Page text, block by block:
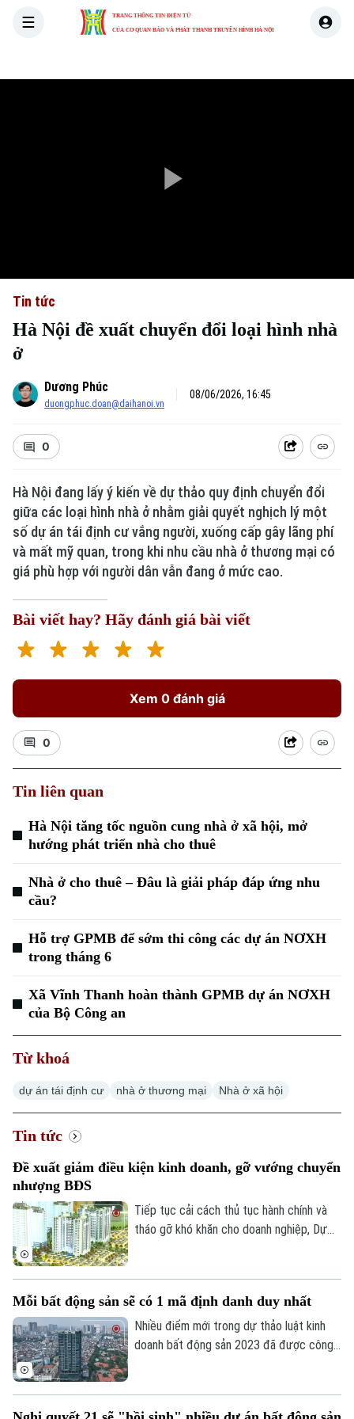
TRANG THÔNG TIN ĐIỆN TỬ
CỦA CƠ QUAN BÁO VÀ PHÁT THANH TRUYỀN HÌNH HÀ NỘI
Xu hướng
Tin tức
Hà Nội đề xuất chuyển đổi loại hình nhà
ở
Dương Phúc
duongphuc.doan@daihanoi.vn
08/06/2026, 16:45
0
Hà Nội đang lấy ý kiến về dự thảo quy định chuyển đổi
giữa các loại hình nhà ở nhằm giải quyết nghịch lý một
số dự án tái định cư vắng người, xuống cấp gây lãng phí
và mất mỹ quan, trong khi nhu cầu nhà ở thương mại có
giá phù hợp với người dân vẫn đang ở mức cao.
Bài viết hay? Hãy đánh giá bài viết
Xem 0 đánh giá
0
Tin liên quan
Hà Nội tăng tốc nguồn cung nhà ở xã hội, mở
hướng phát triển nhà cho thuê
Nhà ở cho thuê – Đâu là giải pháp đáp ứng nhu
cầu?
Hỗ trợ GPMB để sớm thi công các dự án NƠXH
trong tháng 6
Xã Vĩnh Thanh hoàn thành GPMB dự án NƠXH
của Bộ Công an
Từ khoá
dự án tái định cư nhà ở thương mại Nhà ở xã hội
Tin tức
Đề xuất giảm điều kiện kinh doanh, gỡ vướng chuyển
nhượng BĐS
Tiếp tục cải cách thủ tục hành chính và
tháo gỡ khó khăn cho doanh nghiệp, Dự
nhượng dự án.
Mỗi bất động sản sẽ có 1 mã định danh duy nhất
Nhiều điểm mới trong dự thảo luật kinh
doanh bất động sản 2023 đã được công